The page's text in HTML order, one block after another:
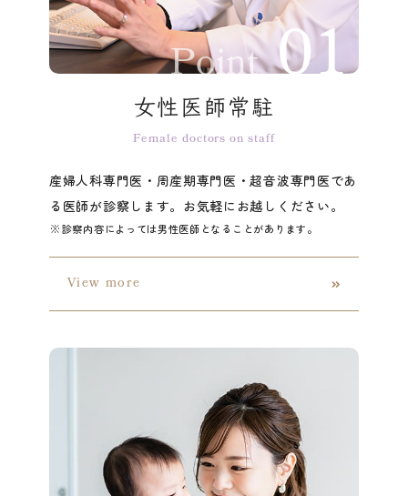
Point
女性医師常駐
Female doctors on staff
産婦人科専門医・周産期専門医・超音波専門医であ
る医師が診察します。お気軽にお越しください。
※診察内容によっては男性医師となることがあります。
View more